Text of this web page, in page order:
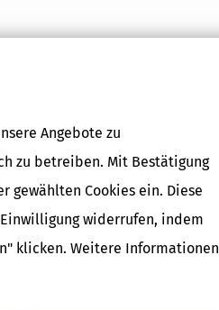
Angebote zu
zu betreiben. Mit Bestätigung
gewählten Cookies ein. Diese
widerrufen, indem
klicken. Weitere Informationen